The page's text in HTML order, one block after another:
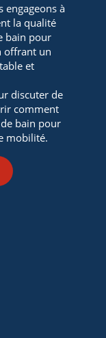
engageons à
la qualité
bain pour
offrant un
et
discuter de
comment
bain pour
mobilité.